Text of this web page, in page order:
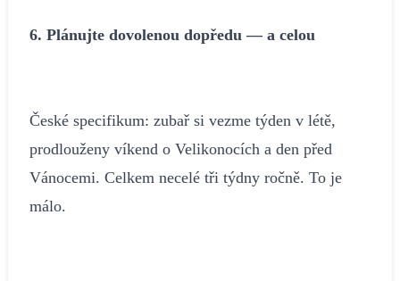
6. Plánujte dovolenou dopředu — a celou
České specifikum: zubař si vezme týden v létě,
prodlouženy víkend o Velikonocích a den před
Vánocemi. Celkem necelé tři týdny ročně. To je
málo.